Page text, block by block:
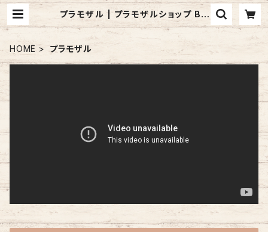
プラモザル | プラモザルショップ BA
SE店
HOME プラモザル